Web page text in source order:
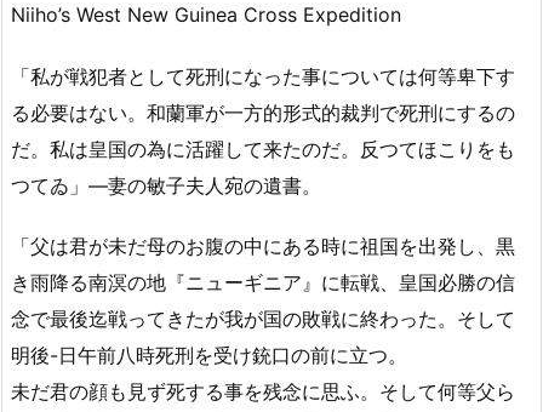
Niiho’s West New Guinea Cross Expedition
「私が戦犯者として死刑になった事については何等卑下す
る必要はない。和蘭軍が一方的形式的裁判で死刑にするの
だ。私は皇国の為に活躍して来たのだ。反つてほこりをも
つてゐ」—妻の敏子夫人宛の遺書。
「父は君が未だ母のお腹の中にある時に祖国を出発し、黒
き雨降る南溟の地『ニューギニア』に転戦、皇国必勝の信
念で最後迄戦ってきたが我が国の敗戦に終わった。そして
明後-日午前八時死刑を受け銃口の前に立つ。
未だ君の顔も見ず死する事を残念に思ふ。そして何等父ら